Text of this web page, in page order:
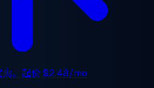
惠。起价$2.48/mo